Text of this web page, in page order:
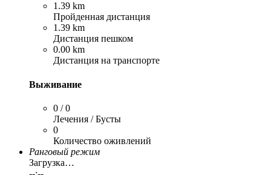
1.39 km
Пройденная дистанция
1.39 km
Дистанция пешком
0.00 km
Дистанция на транспорте
Выживание
0 / 0
Лечения / Бусты
0
Количество оживлений
Ранговый режим
Загрузка…